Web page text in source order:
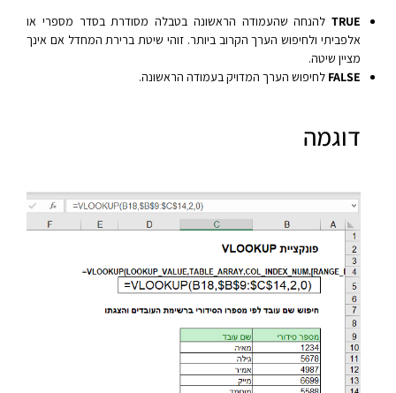
TRUE להנחה שהעמודה הראשונה בטבלה מסודרת בסדר מספרי או
אלפביתי ולחיפוש הערך הקרוב ביותר. זוהי שיטת ברירת המחדל אם אינך
מציין שיטה.
FALSE לחיפוש הערך המדויק בעמודה הראשונה.
דוגמה